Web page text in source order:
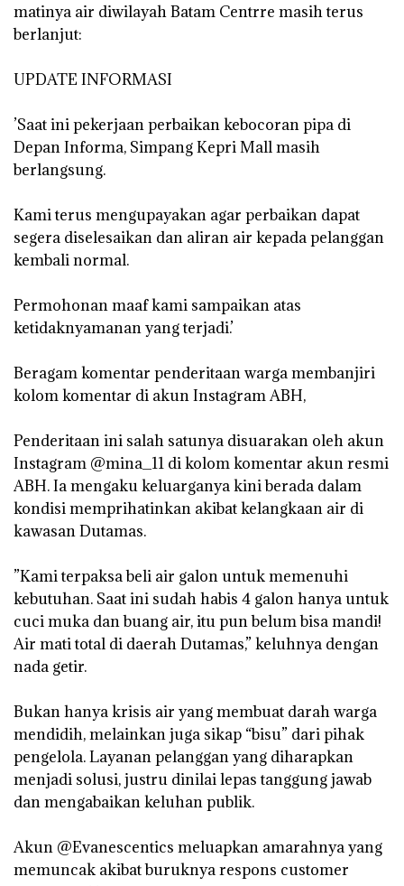
matinya air diwilayah Batam Centrre masih terus
berlanjut:
‎UPDATE INFORMASI
‎’Saat ini pekerjaan perbaikan kebocoran pipa di
Depan Informa, Simpang Kepri Mall masih
berlangsung.
‎Kami terus mengupayakan agar perbaikan dapat
segera diselesaikan dan aliran air kepada pelanggan
kembali normal.
‎Permohonan maaf kami sampaikan atas
ketidaknyamanan yang terjadi.’
‎Beragam komentar penderitaan warga membanjiri
kolom komentar di akun Instagram ABH,
‎Penderitaan ini salah satunya disuarakan oleh akun
Instagram @mina_11 di kolom komentar akun resmi
ABH. Ia mengaku keluarganya kini berada dalam
kondisi memprihatinkan akibat kelangkaan air di
kawasan Dutamas.
‎”Kami terpaksa beli air galon untuk memenuhi
kebutuhan. Saat ini sudah habis 4 galon hanya untuk
cuci muka dan buang air, itu pun belum bisa mandi!
Air mati total di daerah Dutamas,” keluhnya dengan
nada getir.
‎Bukan hanya krisis air yang membuat darah warga
mendidih, melainkan juga sikap “bisu” dari pihak
pengelola. Layanan pelanggan yang diharapkan
menjadi solusi, justru dinilai lepas tanggung jawab
dan mengabaikan keluhan publik.
‎Akun @Evanescentics meluapkan amarahnya yang
memuncak akibat buruknya respons customer